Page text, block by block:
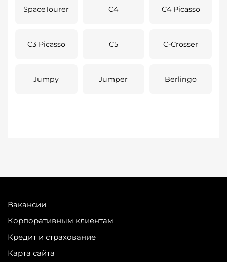
SpaceTourer C4 C4 Picasso
C3 Picasso C5 C-Crosser
Jumpy Jumper Berlingo
Вакансии
Корпоративным клиентам
Кредит и страхование
Карта сайта